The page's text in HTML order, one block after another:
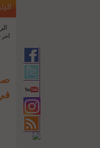
آخر تحديث: